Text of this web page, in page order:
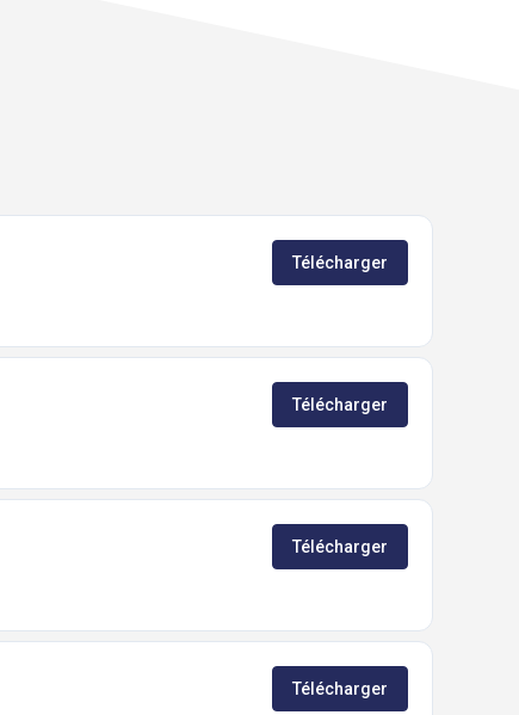
Télécharger
Télécharger
Télécharger
Télécharger